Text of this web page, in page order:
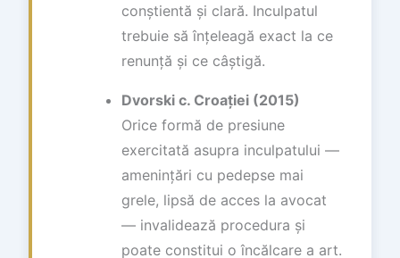
conștientă și clară. Inculpatul
trebuie să înțeleagă exact la ce
renunță și ce câștigă.
Dvorski c. Croației (2015)
Orice formă de presiune
exercitată asupra inculpatului —
amenințări cu pedepse mai
grele, lipsă de acces la avocat
— invalidează procedura și
poate constitui o încălcare a art.